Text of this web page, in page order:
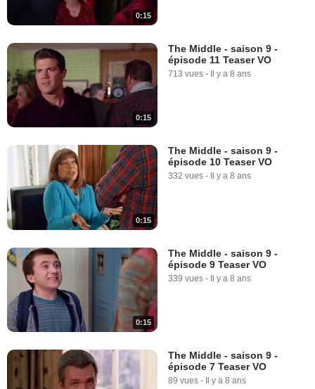
0:15
0:15
The Middle - saison 9 -
épisode 11 Teaser VO
713 vues - Il y a 8 ans
0:15
The Middle - saison 9 -
épisode 10 Teaser VO
332 vues - Il y a 8 ans
0:15
The Middle - saison 9 -
épisode 9 Teaser VO
339 vues - Il y a 8 ans
The Middle - saison 9 -
épisode 7 Teaser VO
89 vues - Il y a 8 ans